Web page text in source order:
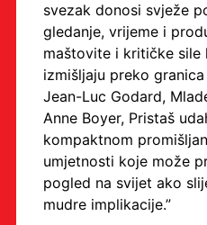
svezak donosi svježe
gledanje, vrijeme i
maštovite i kritičke sile
izmišljaju preko
Jean-Luc Godard,
Anne Boyer, Pristaš
kompaktnom
umjetnosti koje može
pogled na svijet ako
mudre implikacije.”